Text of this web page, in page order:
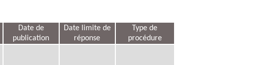
Date de
publication
Date limite de
réponse
Type de
procédure